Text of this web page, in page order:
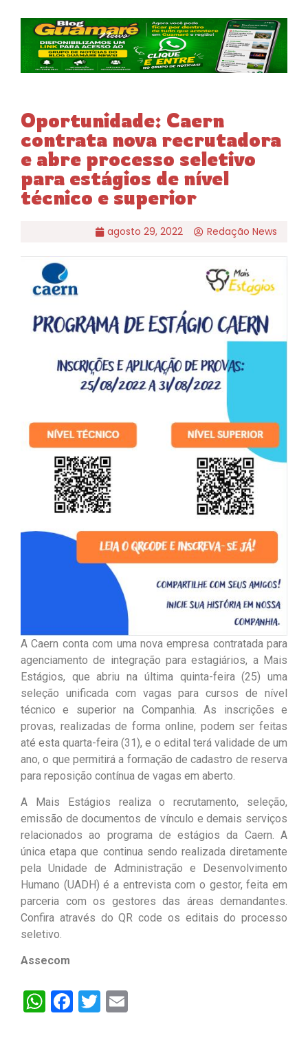
Oportunidade: Caern
contrata nova recrutadora
e abre processo seletivo
para estágios de nível
técnico e superior
agosto 29, 2022 Redação News
A Caern conta com uma nova empresa contratada para
agenciamento de integração para estagiários, a Mais
Estágios, que abriu na última quinta-feira (25) uma
seleção unificada com vagas para cursos de nível
técnico e superior na Companhia. As inscrições e
provas, realizadas de forma online, podem ser feitas
até esta quarta-feira (31), e o edital terá validade de um
ano, o que permitirá a formação de cadastro de reserva
para reposição contínua de vagas em aberto.
A Mais Estágios realiza o recrutamento, seleção,
emissão de documentos de vínculo e demais serviços
relacionados ao programa de estágios da Caern. A
única etapa que continua sendo realizada diretamente
pela Unidade de Administração e Desenvolvimento
Humano (UADH) é a entrevista com o gestor, feita em
parceria com os gestores das áreas demandantes.
Confira através do QR code os editais do processo
seletivo.
Assecom
WhatsApp
Facebook
Twitter